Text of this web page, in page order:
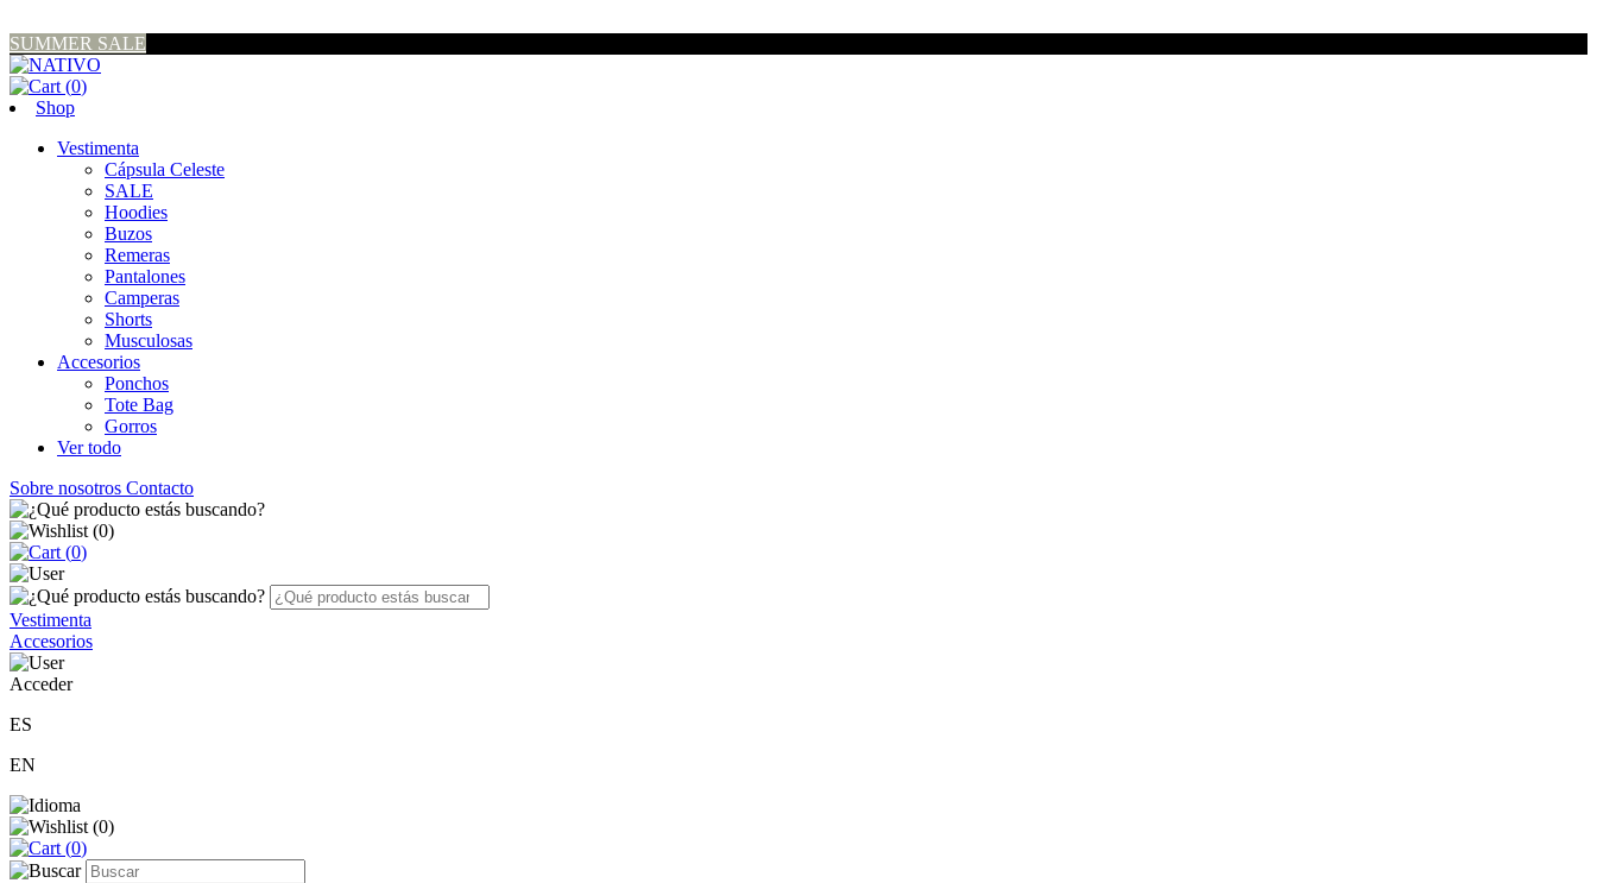
SUMMER SALE
(0)
Shop
Vestimenta
Cápsula Celeste
SALE
Hoodies
Buzos
Remeras
Pantalones
Camperas
Shorts
Musculosas
Accesorios
Ponchos
Tote Bag
Gorros
Ver todo
Sobre nosotros Contacto
(0)
(0)
Vestimenta
Accesorios
Acceder
ES
EN
(0)
(0)